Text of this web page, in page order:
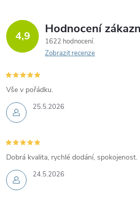
4,9 Hodnocení
1622 hodnocení
Zobrazit recenze
25.5.2026
Vše v pořádku.
24.5.2026
Dobrá kvalita, rychlé dodání, spokojenost.